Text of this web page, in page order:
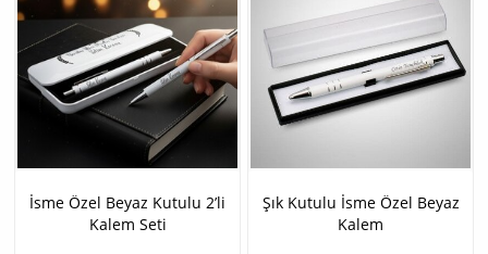
İsme Özel Beyaz Kutulu 2’li
Kalem Seti
Şık Kutulu İsme Özel Beyaz
Kalem